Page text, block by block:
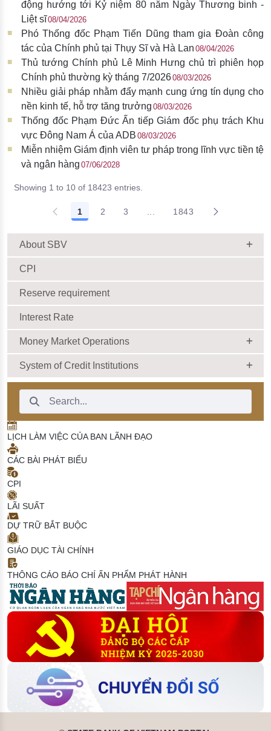
động hướng tới Kỷ niệm 80 năm Ngày Thương binh -
Liệt sĩ08/04/2026
Phó Thống đốc Phạm Tiến Dũng tham gia Đoàn công
tác của Chính phủ tại Thụy Sĩ và Hà Lan 08/04/2026
Thủ tướng Chính phủ Lê Minh Hưng chủ trì phiên họp
Chính phủ thường kỳ tháng 7/202608/03/2026
Nhiều giải pháp nhằm đẩy mạnh cung ứng tín dụng cho
nền kinh tế, hỗ trợ tăng trưởng 08/03/2026
Thống đốc Phạm Đức Ấn tiếp Giám đốc phụ trách Khu
vực Đông Nam Á của ADB 08/03/2026
Miễn nhiệm Giám định viên tư pháp trong lĩnh vực tiền tệ
và ngân hàng 07/06/2028
Showing 1 to 10 of 18423 entries.
1 2 3 ... 1843
About SBV
CPI
Reserve requirement
Interest Rate
Money Market Operations
System of Credit Institutions
Search Bar
LỊCH LÀM VIỆC CỦA BAN LÃNH ĐẠO
CÁC BÀI PHÁT BIỂU
CPI
LÃI SUẤT
DỰ TRỮ BẮT BUỘC
GIÁO DỤC TÀI CHÍNH
THÔNG CÁO BÁO CHÍ ẤN PHẨM PHÁT HÀNH